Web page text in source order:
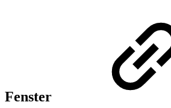
Fenster